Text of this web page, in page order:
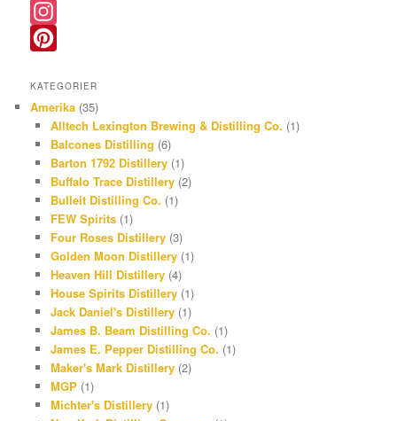
a
c
b
o
T
h
e
d
I
s
a
a
m
i
e
s
KATEGORIER
Amerika (35)
Alltech Lexington Brewing & Distilling Co. (1)
Balcones Distilling (6)
Barton 1792 Distillery(1)
Buffalo Trace Distillery(2)
Bulleit Distilling Co. (1)
FEW Spirits(1)
Four Roses Distillery(3)
Golden Moon Distillery(1)
Heaven Hill Distillery(4)
House Spirits Distillery(1)
Jack Daniel's Distillery(1)
James B. Beam Distilling Co. (1)
James E. Pepper Distilling Co. (1)
Maker's Mark Distillery(2)
MGP(1)
Michter's Distillery(1)